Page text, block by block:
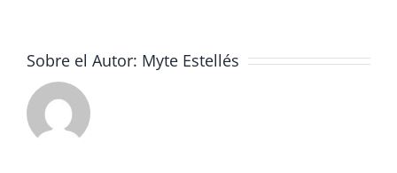
Sobre el Autor: Myte Estellés